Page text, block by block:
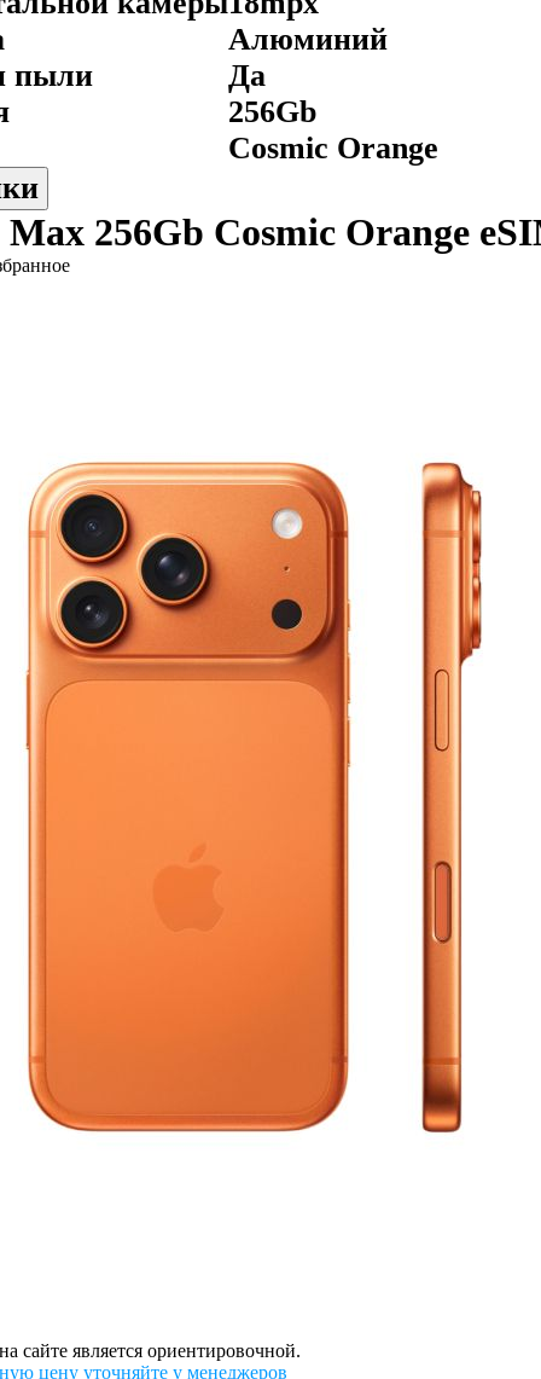
Алюминий
пыли
Да
256Gb
Cosmic Orange
256Gb Cosmic Orange
сайте является ориентировочной.
цену уточняйте у менеджеров